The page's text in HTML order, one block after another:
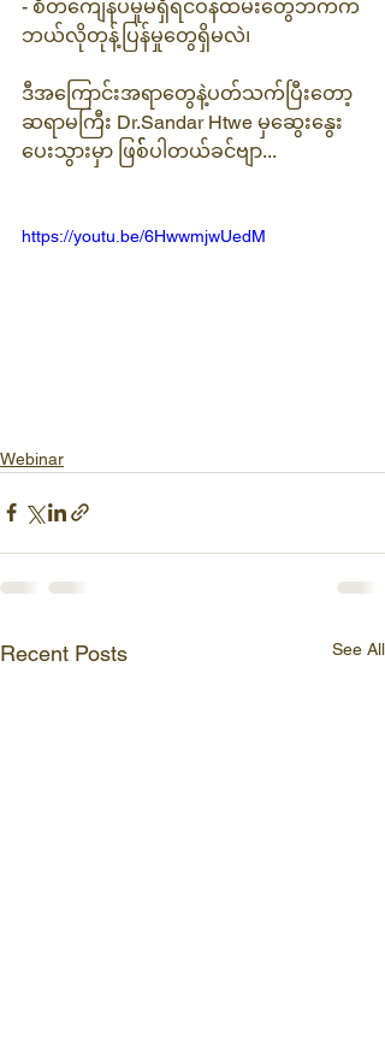
- စိတ်ကျေနပ်မှုမရှိရင်ဝန်ထမ်းတွေဘက်က
ဘယ်လိုတုန့်ပြန်မှုတွေရှိမလဲ၊
ဒီအကြောင်းအရာတွေနဲ့ပတ်သက်ပြီးတော့
ဆရာမကြီး Dr.Sandar Htwe မှဆွေးနွေး
ပေးသွားမှာ ဖြစ််ပါတယ်ခင်ဗျာ...
https://youtu.be/6HwwmjwUedM
Webinar
Recent Posts See All